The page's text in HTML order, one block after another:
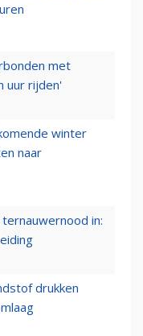
met
uur rijden'
winter
naar
in:
drukken